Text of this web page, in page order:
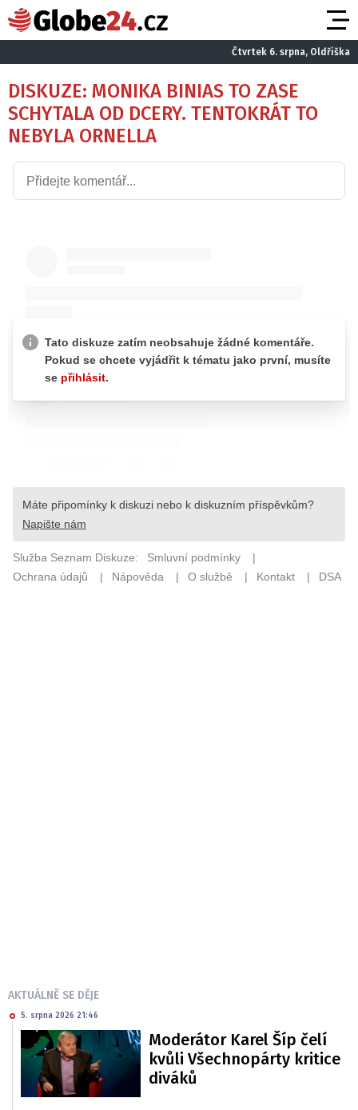
Čtvrtek 6. srpna, Oldřiška
DISKUZE: MONIKA BINIAS TO ZASE
SCHYTALA OD DCERY. TENTOKRÁT TO
NEBYLA ORNELLA
AKTUÁLNĚ SE DĚJE
5. srpna 2026 21:46
Moderátor Karel Šíp čelí
kvůli Všechnopárty kritice
diváků